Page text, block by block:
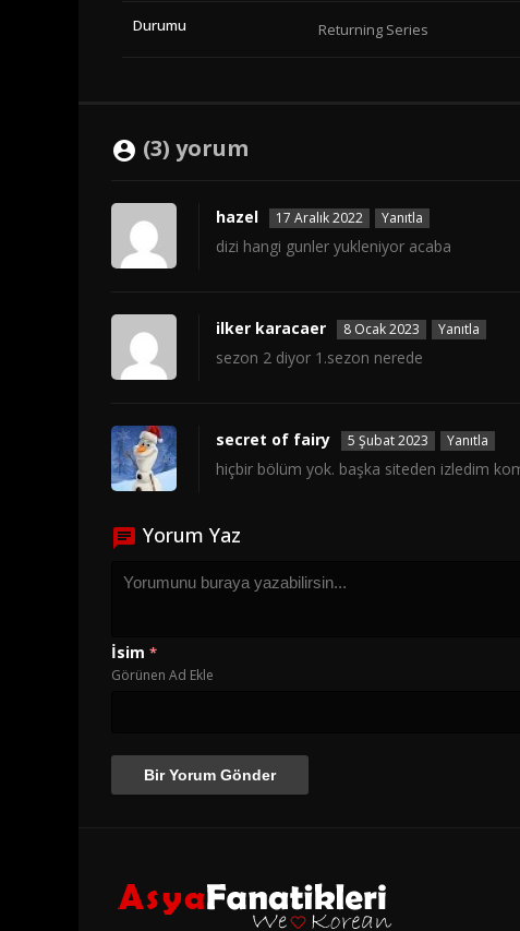
Durumu Returning Series
(3) yorum
hazel 17 Aralık 2022 Yanıtla
dizi hangi gunler yukleniyor acaba
ilker karacaer 8 Ocak 2023 Yanıtla
sezon 2 diyor 1.sezon nerede
secret of fairy 5 Şubat 2023 Yanıtla
hiçbir bölüm yok. başka siteden izledim
Yorum Yaz
İsim *
Görünen Ad Ekle